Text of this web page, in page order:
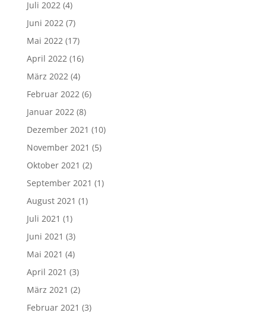
Juli 2022 (4)
Juni 2022 (7)
Mai 2022 (17)
April 2022 (16)
März 2022 (4)
Februar 2022 (6)
Januar 2022 (8)
Dezember 2021 (10)
November 2021 (5)
Oktober 2021 (2)
September 2021 (1)
August 2021 (1)
Juli 2021 (1)
Juni 2021 (3)
Mai 2021 (4)
April 2021 (3)
März 2021 (2)
Februar 2021 (3)